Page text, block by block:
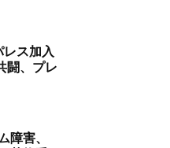
ス加入
闘、プレ
障害、